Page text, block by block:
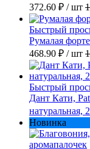
372.60 ₽ / шт
Быстрый
Румалая
468.90 ₽ / шт
Быстрый
Дант Кати,
натуральная,
Новинка